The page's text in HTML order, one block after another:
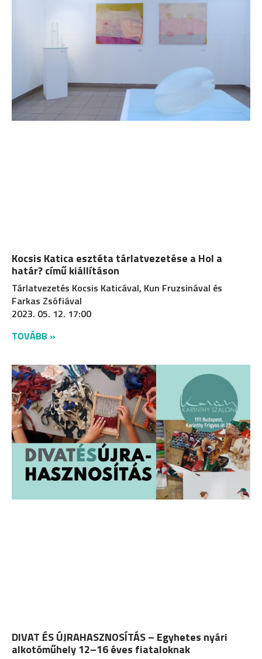
Kocsis Katica esztéta tárlatvezetése a Hol a
határ? című kiállításon
Tárlatvezetés Kocsis Katicával, Kun Fruzsinával és
Farkas Zsófiával
2023. 05. 12. 17:00
TOVÁBB »
DIVAT ÉS ÚJRAHASZNOSÍTÁS – Egyhetes nyári
alkotóműhely 12–16 éves fiataloknak